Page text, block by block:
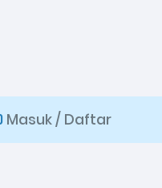
Masuk / Daftar